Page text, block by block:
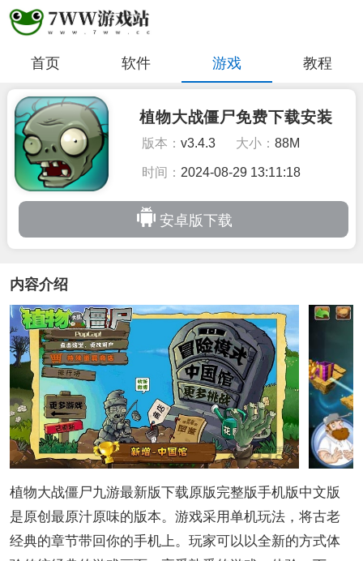
首页 软件 游戏 教程
植物大战僵尸免费下载安装
版本： v3.4.3 大小：88M
时间： 2024-08-29 13:11:18
安卓版下载
内容介绍
植物大战僵尸九游最新版下载原版完整版手机版中文版
是原创最原汁原味的版本。游戏采用单机玩法，将古老
经典的章节带回你的手机上。玩家可以以全新的方式体